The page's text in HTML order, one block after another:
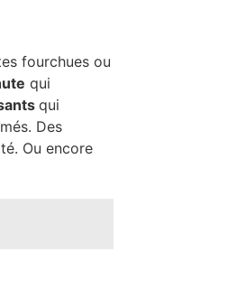
fourchues ou
qui
qui
Des
Ou encore